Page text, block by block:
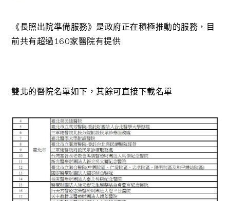
《長照出院準備服務》是政府正在積極推動的服務，目
前共有超過160家醫院有提供
雙北的醫院名單如下，其餘可直接下載名單